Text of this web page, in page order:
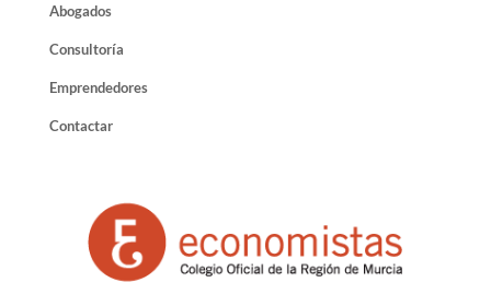
Abogados
Consultoría
Emprendedores
Contactar